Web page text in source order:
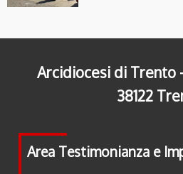
Arcidiocesi di Trento
38122
Area Testimonianza e